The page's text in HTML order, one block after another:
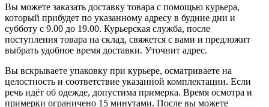
Вы можете заказать доставку товара с помощью курьера,
который прибудет по указанному адресу в будние дни и
субботу с 9.00 до 19.00. Курьерская служба, после
поступления товара на склад, свяжется с вами и предложит
выбрать удобное время доставки. Уточнит адрес.
Вы вскрываете упаковку при курьере, осматриваете на
целостность и соответствие указанной комплектации. Если
речь идёт об одежде, допустима примерка. Время осмотра и
примерки ограничено 15 минутами. После вы можете